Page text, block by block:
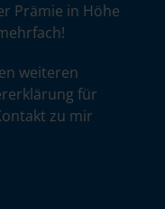
Prämie in Höhe
weiteren
für
zu mir